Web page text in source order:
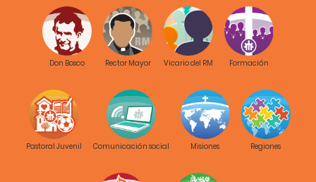
Don Bosco Rector Mayor Vicario del RM Formación
Pastoral Juvenil Comunicación social Misiones Regiones